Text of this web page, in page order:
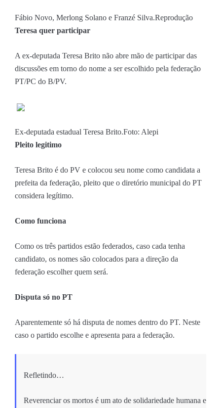
Fábio Novo, Merlong Solano e Franzé Silva.Reprodução
Teresa quer participar
A ex-deputada Teresa Brito não abre mão de participar das
discussões em torno do nome a ser escolhido pela federação
PT/PC do B/PV.
Ex-deputada estadual Teresa Brito.Foto: Alepi
Pleito legitimo
Teresa Brito é do PV e colocou seu nome como candidata a
prefeita da federação, pleito que o diretório municipal do PT
considera legítimo.
Como funciona
Como os três partidos estão federados, caso cada tenha
candidato, os nomes são colocados para a direção da
federação escolher quem será.
Disputa só no PT
Aparentemente só há disputa de nomes dentro do PT. Neste
caso o partido escolhe e apresenta para a federação.
Refletindo…
Reverenciar os mortos é um ato de solidariedade humana e